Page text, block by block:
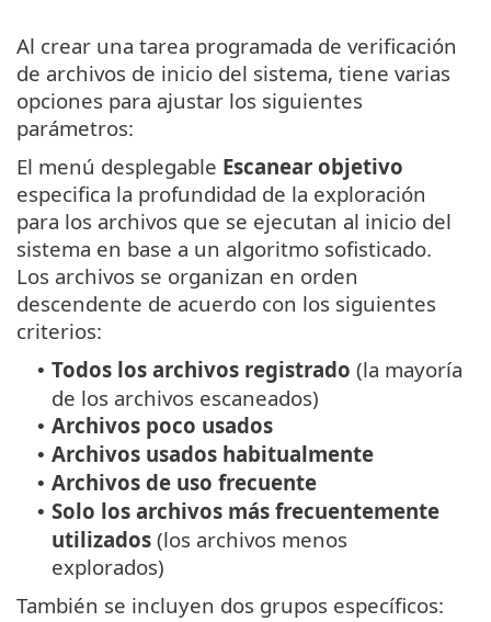
Al crear una tarea programada de verificación
de archivos de inicio del sistema, tiene varias
opciones para ajustar los siguientes
parámetros:
El menú desplegable Escanear objetivo
especifica la profundidad de la exploración
para los archivos que se ejecutan al inicio del
sistema en base a un algoritmo sofisticado.
Los archivos se organizan en orden
descendente de acuerdo con los siguientes
criterios:
• Todos los archivos registrado (la mayoría
de los archivos escaneados)
• Archivos poco usados
• Archivos usados habitualmente
• Archivos de uso frecuente
• Solo los archivos más frecuentemente
utilizados (los archivos menos
explorados)
También se incluyen dos grupos específicos: